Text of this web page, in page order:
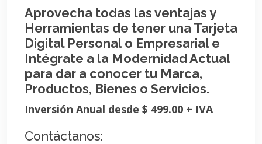
Aprovecha todas las ventajas y
Herramientas de tener una Tarjeta
Digital Personal o Empresarial e
Intégrate a la Modernidad Actual
para dar a conocer tu Marca,
Productos, Bienes o Servicios.
Inversión Anual desde $ 499.00 + IVA
Contáctanos: